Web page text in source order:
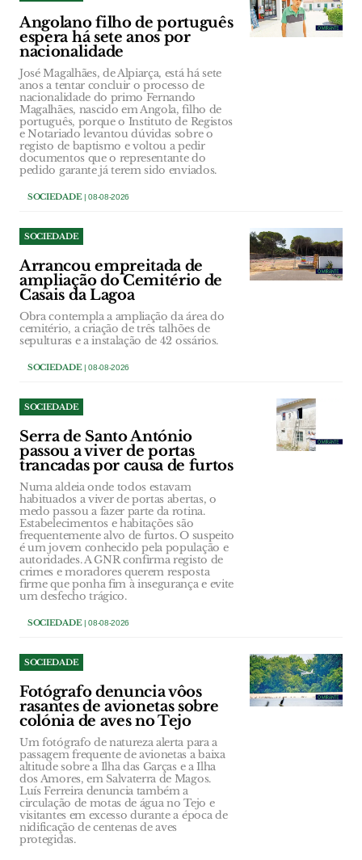
Angolano filho de português
espera há sete anos por
nacionalidade
José Magalhães, de Alpiarça, está há sete
anos a tentar concluir o processo de
nacionalidade do primo Fernando
Magalhães, nascido em Angola, filho de
português, porque o Instituto de Registos
e Notariado levantou dúvidas sobre o
registo de baptismo e voltou a pedir
documentos que o representante do
pedido garante já terem sido enviados.
SOCIEDADE| 08-08-2026
SOCIEDADE
Arrancou empreitada de
ampliação do Cemitério de
Casais da Lagoa
Obra contempla a ampliação da área do
cemitério, a criação de três talhões de
sepulturas e a instalação de 42 ossários.
SOCIEDADE| 08-08-2026
SOCIEDADE
Serra de Santo António
passou a viver de portas
trancadas por causa de furtos
Numa aldeia onde todos estavam
habituados a viver de portas abertas, o
medo passou a fazer parte da rotina.
Estabelecimentos e habitações são
frequentemente alvo de furtos. O suspeito
é um jovem conhecido pela população e
autoridades. A GNR confirma registo de
crimes e moradores querem resposta
firme que ponha fim à insegurança e evite
um desfecho trágico.
SOCIEDADE| 08-08-2026
SOCIEDADE
Fotógrafo denuncia vôos
rasantes de avionetas sobre
colónia de aves no Tejo
Um fotógrafo de natureza alerta para a
passagem frequente de avionetas a baixa
altitude sobre a Ilha das Garças e a Ilha
dos Amores, em Salvaterra de Magos.
Luís Ferreira denuncia também a
circulação de motas de água no Tejo e
visitantes em excesso durante a época de
nidificação de centenas de aves
protegidas.